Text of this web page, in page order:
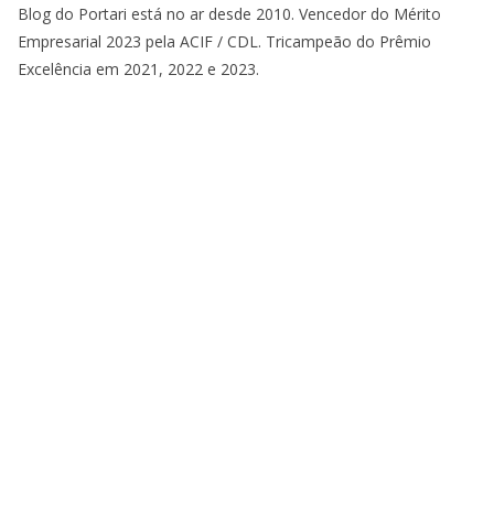
Blog do Portari está no ar desde 2010. Vencedor do Mérito
Empresarial 2023 pela ACIF / CDL. Tricampeão do Prêmio
Excelência em 2021, 2022 e 2023.